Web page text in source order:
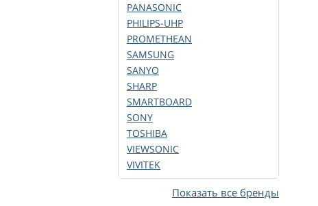
PANASONIC
PHILIPS-UHP
PROMETHEAN
SAMSUNG
SANYO
SHARP
SMARTBOARD
SONY
TOSHIBA
VIEWSONIC
VIVITEK
Показать все бренды